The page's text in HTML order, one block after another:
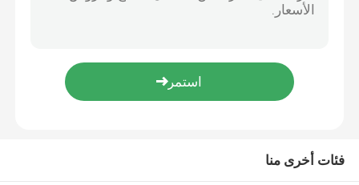
مكثف الغرفة الباردة
وحدة تكثيف غرفة التجميد بيتزر 404a المبرد
فئات أخرى منا